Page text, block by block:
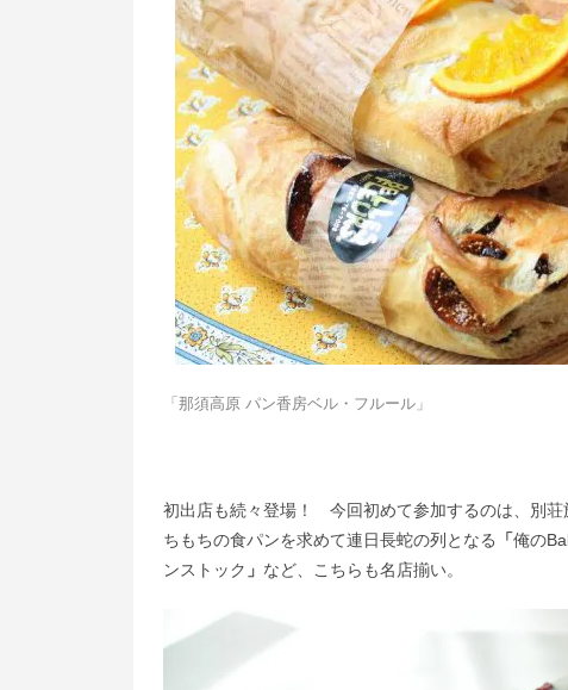
「那須高原 パン香房ベル・フルール」
初出店も続々登場！ 今回初めて参加するのは、別荘
ちもちの食パンを求めて連日長蛇の列となる
「俺の
ンストック 」 など、こちらも名店揃い。